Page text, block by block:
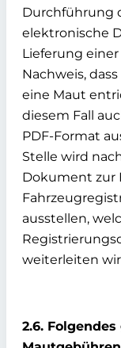
Durchführung
elektronische
Lieferung
Nachweis,
eine Maut
diesem Fall
PDF-Format
Stelle wird
Dokument zur
ausstellen,
weiterleiten
2.6.